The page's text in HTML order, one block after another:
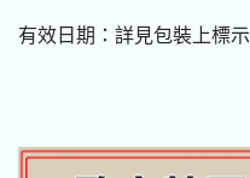
有效日期：詳見包裝上標示